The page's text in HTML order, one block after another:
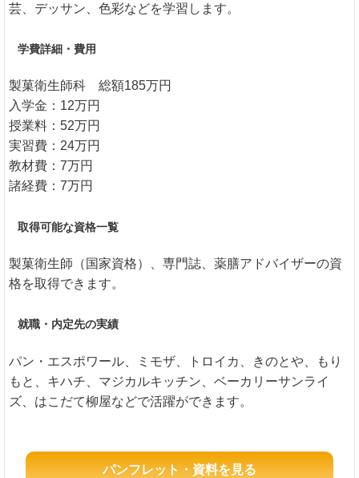
芸、デッサン、色彩などを学習します。
学費詳細・費用
製菓衛生師科 総額185万円
入学金：12万円
授業料：52万円
実習費：24万円
教材費：7万円
諸経費：7万円
取得可能な資格一覧
製菓衛生師（国家資格）、専門誌、薬膳アドバイザーの資
格を取得できます。
就職・内定先の実績
パン・エスポワール、ミモザ、トロイカ、きのとや、もり
もと、キハチ、マジカルキッチン、ベーカリーサンライ
ズ、はこだて柳屋などで活躍ができます。
パンフレット・資料を見る